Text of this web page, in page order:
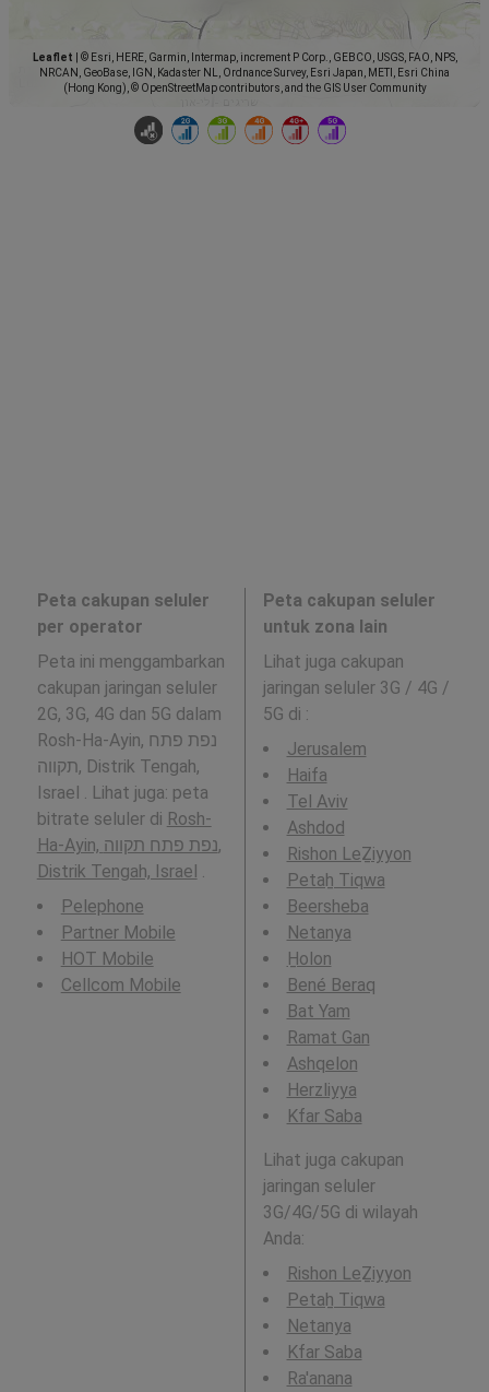
Leaflet
© Esri, HERE, Garmin, Intermap, increment P Corp., GEBCO, USGS, FAO, NPS,
NRCAN, GeoBase, IGN, Kadaster NL, Ordnance Survey, Esri Japan, METI, Esri China
(Hong Kong), © OpenStreetMap contributors, and the GIS User Community
Peta cakupan seluler
per operator
Peta ini menggambarkan
cakupan jaringan seluler
2G, 3G, 4G dan 5G dalam
Rosh-Ha-Ayin, נפת פתח
תקווה, Distrik Tengah,
Israel . Lihat juga: peta
bitrate seluler di Rosh-
Ha-Ayin, נפת פתח תקווה,
Distrik Tengah, Israel .
Pelephone
Partner Mobile
HOT Mobile
Cellcom Mobile
Peta cakupan seluler
untuk zona lain
Lihat juga cakupan
jaringan seluler 3G / 4G /
5G di :
Jerusalem
Haifa
Tel Aviv
Ashdod
Rishon LeẔiyyon
Petaẖ Tiqwa
Beersheba
Netanya
H̱olon
Bené Beraq
Bat Yam
Ramat Gan
Ashqelon
Herzliyya
Kfar Saba
Lihat juga cakupan
jaringan seluler
3G/4G/5G di wilayah
Anda:
Rishon LeẔiyyon
Petaẖ Tiqwa
Netanya
Kfar Saba
Ra'anana